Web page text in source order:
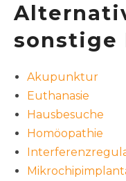
sonstige
Akupunktur
Euthanasie
Hausbesuche
Homöopathie